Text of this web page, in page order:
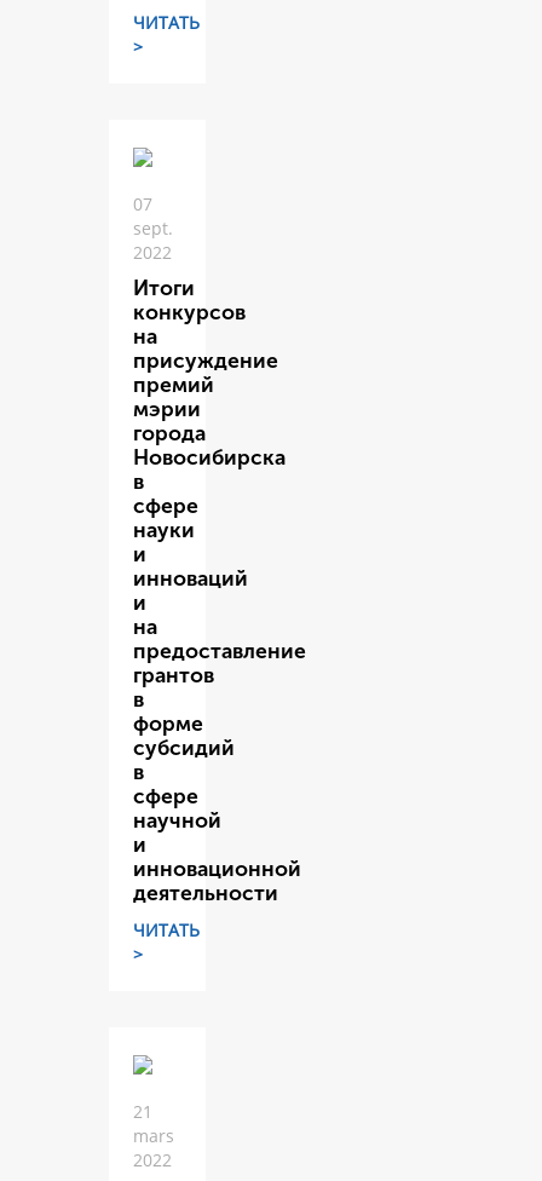
ЧИТАТЬ
>
07
sept.
2022
Итоги
конкурсов
на
присуждение
премий
мэрии
города
Новосибирска
в
сфере
науки
и
инноваций
и
на
предоставление
грантов
в
форме
субсидий
в
сфере
научной
и
инновационной
деятельности
ЧИТАТЬ
>
21
mars
2022